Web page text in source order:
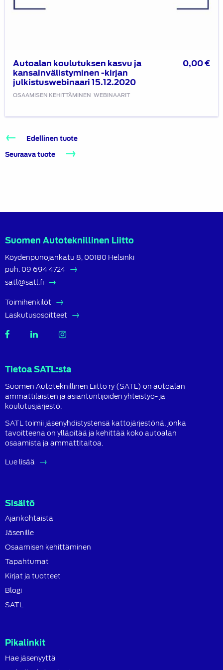
Autoalan koulutuksen kasvu ja
kansainvälistyminen -kirjan
julkistuswebinaari 15.12.2020
OSAAMISEN KEHITTÄMINEN WEBINAARIT
0,00€
Edellinen tuote
Seuraava tuote
Suomen Autoteknillinen Liitto
Köydenpunojankatu 8, 00180 Helsinki
puh. 09 694 4724
satl@satl.fi
Toimihenkilöt
Laskutusosoitteet
SATL
SATL
Tietoa SATL:sta
Suomen Autoteknillinen Liitto ry (SATL) on autoalan
ammattilaisten ja asiantuntijoiden yhteistyö- ja
koulutusjärjestö.
SATL toimii jäsenyhdistystensä kattojärjestönä, jonka
tavoitteena on ylläpitää ja kehittää koko autoalan
osaamista ja ammattitaitoa.
Lue lisää
Sisältö
Ajankohtaista
Jäsenille
Osaamisen kehittäminen
Tapahtumat
Kirjat ja tuotteet
Blogi
SATL
Pikalinkit
Hae jäsenyyttä